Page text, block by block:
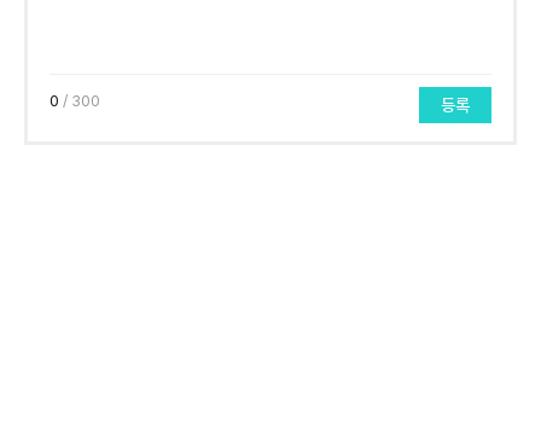
0 / 300 등록